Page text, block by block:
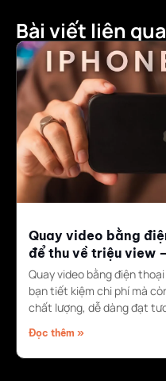
Bài viết liên
Quay video bằng
để thu về triệu view
Quay video bằng điện
bạn tiết kiệm chi phí mà
chất lượng, dễ dàng đạt
Đọc thêm »